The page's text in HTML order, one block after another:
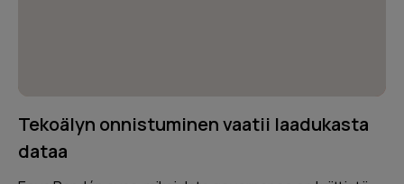
Tekoälyn onnistuminen vaatii laadukasta
dataa